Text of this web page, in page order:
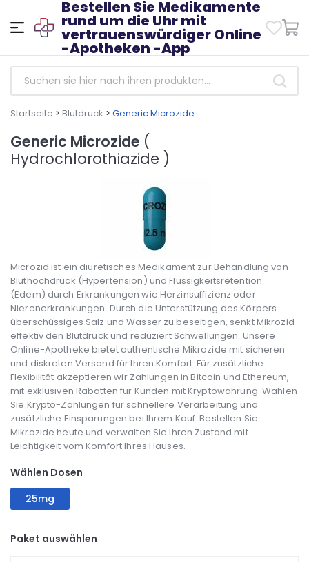
Bestellen Sie Medikamente
rund um die Uhr mit
vertrauenswürdiger Online
-Apotheken -App
Startseite > Blutdruck > Generic Microzide
Generic Microzide (
Hydrochlorothiazide )
Microzid ist ein diuretisches Medikament zur Behandlung von
Bluthochdruck (Hypertension) und Flüssigkeitsretention
(Edem) durch Erkrankungen wie Herzinsuffizienz oder
Nierenerkrankungen. Durch die Unterstützung des Körpers
überschüssiges Salz und Wasser zu beseitigen, senkt Mikrozid
effektiv den Blutdruck und reduziert Schwellungen. Unsere
Online-Apotheke bietet authentische Mikrozide mit sicheren
und diskreten Versand für Ihren Komfort. Für zusätzliche
Flexibilität akzeptieren wir Zahlungen in Bitcoin und Ethereum,
mit exklusiven Rabatten für Kunden mit Kryptowährung. Wählen
Sie Krypto-Zahlungen für schnellere Verarbeitung und
zusätzliche Einsparungen bei Ihrem Kauf. Bestellen Sie
Mikrozide heute und verwalten Sie Ihren Zustand mit
Leichtigkeit vom Komfort Ihres Hauses.
Wählen Dosen
25mg
Paket auswählen